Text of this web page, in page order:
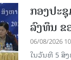
ກອງປະ
ລົງທຶນ ຂ
06/08/2026
ໃນວັນທີ 5 ສິ